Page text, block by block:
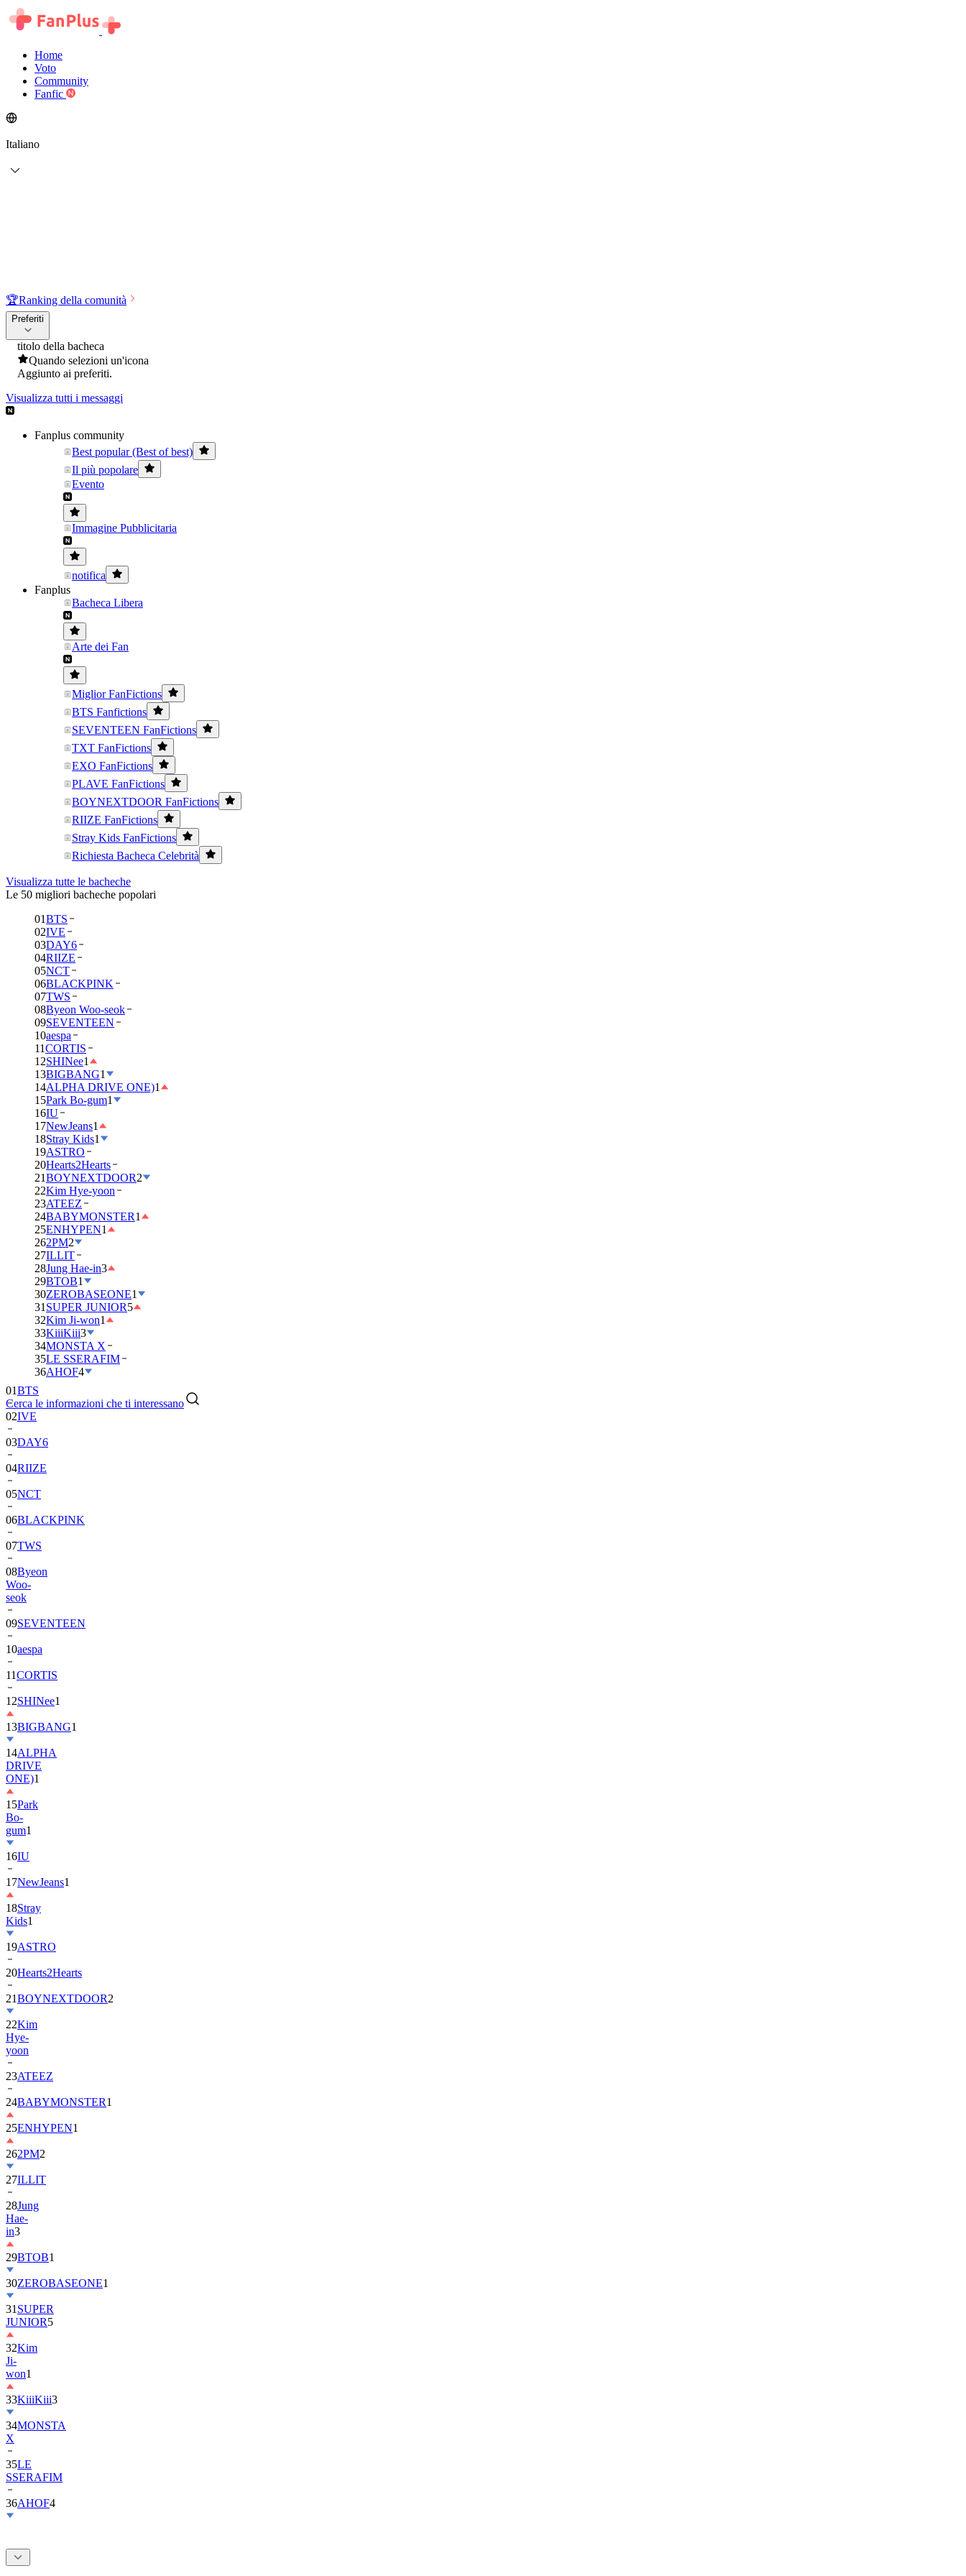
Home
Voto
Community
Fanfic
Italiano
🏆Ranking della comunità
Preferiti
titolo della bacheca
Quando selezioni un'icona
Aggiunto ai preferiti.
Visualizza tutti i messaggi
Fanplus community
Best popular (Best of best)
Il più popolare
Evento
Immagine Pubblicitaria
notifica
Fanplus
Bacheca Libera
Arte dei Fan
Miglior FanFictions
BTS Fanfictions
SEVENTEEN FanFictions
TXT FanFictions
EXO FanFictions
PLAVE FanFictions
BOYNEXTDOOR FanFictions
RIIZE FanFictions
Stray Kids FanFictions
Richiesta Bacheca Celebrità
Visualizza tutte le bacheche
Le 50 migliori bacheche popolari
01BTS
02IVE
03DAY6
04RIIZE
05NCT
06BLACKPINK
07TWS
08Byeon Woo-seok
09SEVENTEEN
10aespa
11CORTIS
12SHINee1
13BIGBANG1
14ALPHA DRIVE ONE)1
15Park Bo-gum1
16IU
17NewJeans1
18Stray Kids1
19ASTRO
20Hearts2Hearts
21BOYNEXTDOOR2
22Kim Hye-yoon
23ATEEZ
24BABYMONSTER1
25ENHYPEN1
262PM2
27ILLIT
28Jung Hae-in3
29BTOB1
30ZEROBASEONE1
31 SUPER JUNIOR5
32Kim Ji-won1
33KiiiKiii3
34MONSTA X
35LE SSERAFIM
36AHOF4
Cerca le informazioni che ti interessano
BTS
02IVE
03DAY6
04RIIZE
05NCT
06BLACKPINK
07TWS
08Byeon
Woo-
seok
09SEVENTEEN
10aespa
11CORTIS
12SHINee1
13BIGBANG
14ALPHA
DRIVE
ONE)1
15Park
Bo-
gum1
16IU
17NewJeans
18Stray
Kids
19ASTRO
20Hearts2Hearts
21BOYNEXTDOOR
22Kim
Hye-
yoon
23ATEEZ
24BABYMONSTER
25ENHYPEN1
262PM2
27ILLIT
28Jung
Hae-
in3
29BTOB
30ZEROBASEONE
31SUPER
JUNIOR
32Kim
Ji-
won1
33KiiiKiii
34MONSTA
X
35
SSERAFIM
36AHOF4